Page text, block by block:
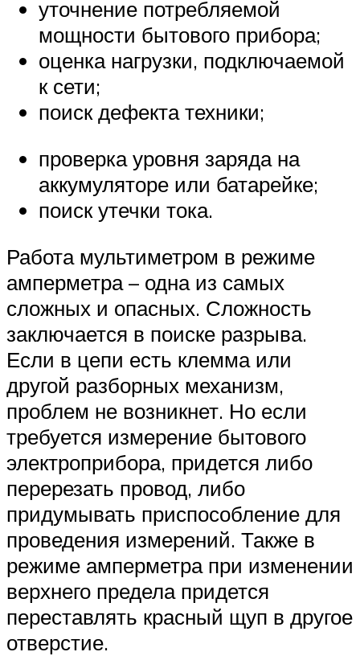
уточнение потребляемой
мощности бытового прибора;
оценка нагрузки, подключаемой
к сети;
поиск дефекта техники;
проверка уровня заряда на
аккумуляторе или батарейке;
поиск утечки тока.
Работа мультиметром в режиме
амперметра – одна из самых
сложных и опасных. Сложность
заключается в поиске разрыва.
Если в цепи есть клемма или
другой разборных механизм,
проблем не возникнет. Но если
требуется измерение бытового
электроприбора, придется либо
перерезать провод, либо
придумывать приспособление для
проведения измерений. Также в
режиме амперметра при изменении
верхнего предела придется
переставлять красный щуп в другое
отверстие.